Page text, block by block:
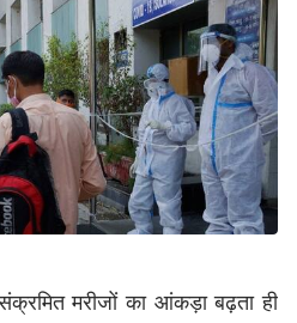
मरीजों का आंकड़ा बढ़ता ही